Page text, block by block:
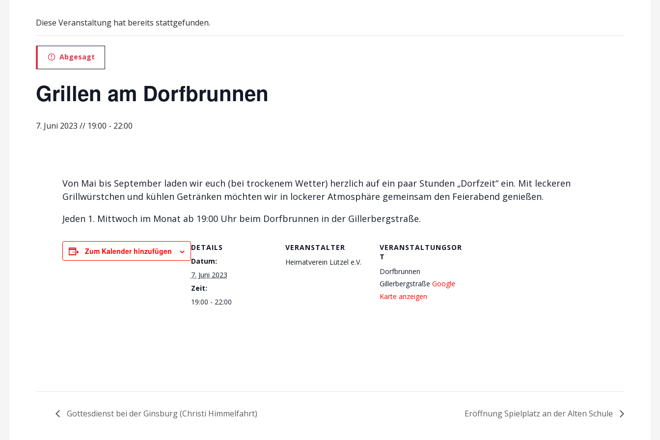
Diese Veranstaltung hat bereits stattgefunden.
Abgesagt
Grillen am Dorfbrunnen
7. Juni 2023 // 19:00 - 22:00
Von Mai bis September laden wir euch (bei trockenem Wetter) herzlich auf ein paar Stunden „Dorfzeit“ ein. Mit leckeren
Grillwürstchen und kühlen Getränken möchten wir in lockerer Atmosphäre gemeinsam den Feierabend genießen.
Jeden 1. Mittwoch im Monat ab 19:00 Uhr beim Dorfbrunnen in der Gillerbergstraße.
Zum Kalender hinzufügen
DETAILS
Datum:
7. Juni 2023
Zeit:
19:00 - 22:00
VERANSTALTER
Heimatverein Lützel e.V.
VERANSTALTUNGSOR
T
Dorfbrunnen
Gillerbergstraße Google
Karte anzeigen
Gottesdienst bei der Ginsburg (Christi Himmelfahrt) Eröffnung Spielplatz an der Alten Schule